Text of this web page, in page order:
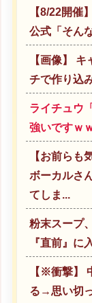
【8/22開催
公式「そん
【画像】
チで作り込
ライチュウ
強いですｗ
【お前らも
ボーカルさ
てしま...
粉末スープ
『直前』に
【※衝撃】
る→思い切